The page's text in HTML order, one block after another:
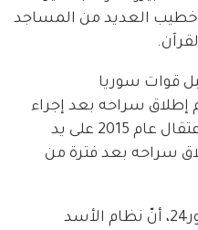
وخطيب العديد من المساجد
عام 2018 من قبل قوات سوريا
لمدة 4 أيام، ليتم إطلاق سراحه بعد إجراء
تحقيقات معه، كما تعرض للاعتقال عام 2015 على يد
سراحه بعد فترة من
وأكدت المصادر لشبكة ديرالزور24، أنّ نظام الأسد